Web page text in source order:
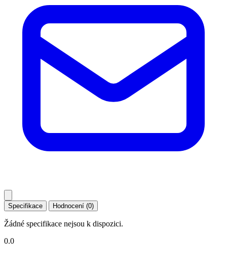
Specifikace Hodnocení (0)
Žádné specifikace nejsou k dispozici.
0.0